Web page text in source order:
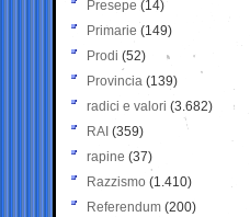
Presepe (14)
Primarie (149)
Prodi (52)
Provincia (139)
radici e valori (3.682)
RAI (359)
rapine (37)
Razzismo (1.410)
Referendum (200)